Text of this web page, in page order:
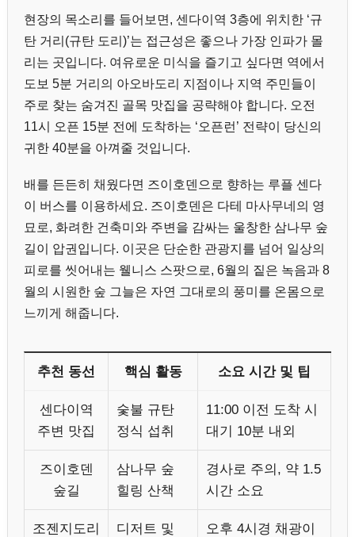
현장의 목소리를 들어보면, 센다이역 3층에 위치한 ‘규
탄 거리(규탄 도리)’는 접근성은 좋으나 가장 인파가 몰
리는 곳입니다. 여유로운 미식을 즐기고 싶다면 역에서
도보 5분 거리의 아오바도리 지점이나 지역 주민들이
주로 찾는 숨겨진 골목 맛집을 공략해야 합니다. 오전
11시 오픈 15분 전에 도착하는 ‘오픈런’ 전략이 당신의
귀한 40분을 아껴줄 것입니다.
배를 든든히 채웠다면 즈이호덴으로 향하는 루플 센다
이 버스를 이용하세요. 즈이호덴은 다테 마사무네의 영
묘로, 화려한 건축미와 주변을 감싸는 울창한 삼나무 숲
길이 압권입니다. 이곳은 단순한 관광지를 넘어 일상의
피로를 씻어내는 웰니스 스팟으로, 6월의 짙은 녹음과 8
월의 시원한 숲 그늘은 자연 그대로의 풍미를 온몸으로
느끼게 해줍니다.
추천 동선 핵심 활동 소요 시간 및 팁
센다이역
주변 맛집
숯불 규탄
정식 섭취
11:00 이전 도착 시
대기 10분 내외
즈이호덴
숲길
삼나무 숲
힐링 산책
경사로 주의, 약 1.5
시간 소요
조젠지도리
디저트 및
오후 4시경 채광이